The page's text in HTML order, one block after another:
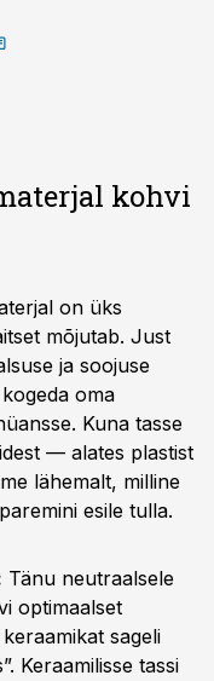
kohvi
on üks
mõjutab. Just
ja soojuse
oma
Kuna tasse
— alates plastist
lähemalt, milline
esile tulla.
Tänu neutraalsele
optimaalset
sageli
Keraamilisse tassi